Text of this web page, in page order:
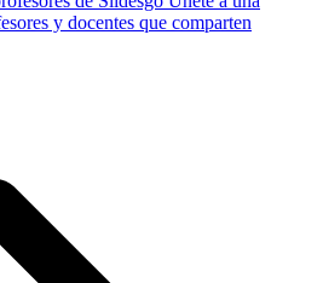
y docentes que comparten